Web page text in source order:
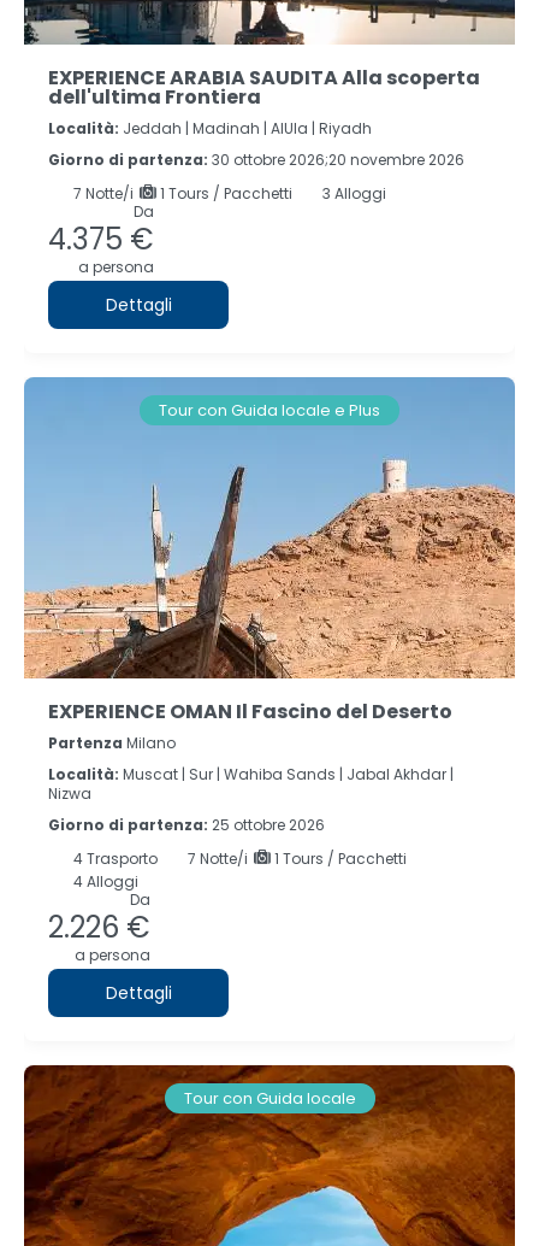
EXPERIENCE ARABIA SAUDITA Alla scoperta
dell'ultima Frontiera
Località: Jeddah | Madinah | AlUla | Riyadh
Giorno di partenza: 30 ottobre 2026;20 novembre 2026
7 Notte/i 1 Tours / Pacchetti
3 Alloggi
Da
4.375 €
a persona
Dettagli
Tour con Guida locale e Plus
EXPERIENCE OMAN Il Fascino del Deserto
Partenza Milano
Località: Muscat | Sur | Wahiba Sands | Jabal Akhdar |
Nizwa
Giorno di partenza: 25 ottobre 2026
4Trasporto 7 Notte/i
1 Tours / Pacchetti
4 Alloggi
Da
2.226 €
a persona
Dettagli
Tour con Guida locale